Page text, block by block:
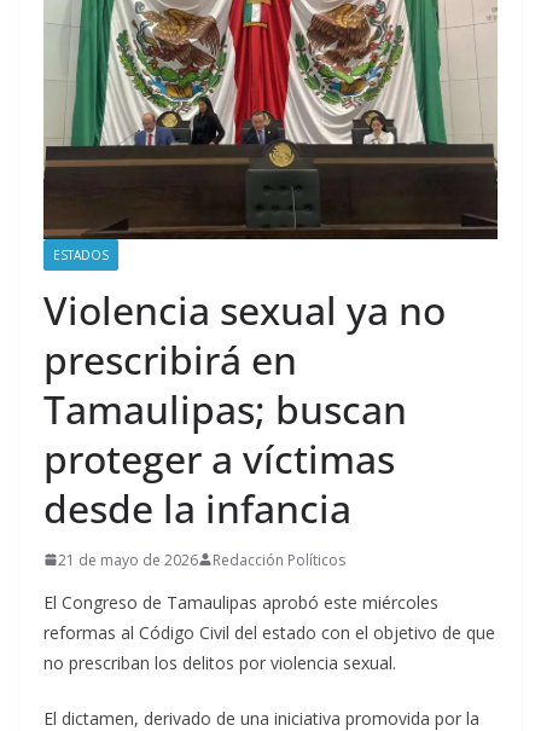
ESTADOS
Violencia sexual ya no
prescribirá en
Tamaulipas; buscan
proteger a víctimas
desde la infancia
21 de mayo de 2026 Redacción Políticos
El Congreso de Tamaulipas aprobó este miércoles
reformas al Código Civil del estado con el objetivo de que
no prescriban los delitos por violencia sexual.
El dictamen, derivado de una iniciativa promovida por la